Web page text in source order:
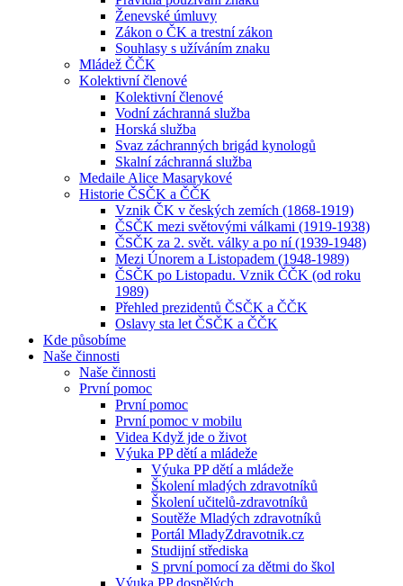
Ženevské úmluvy
Zákon o ČK a trestní zákon
Souhlasy s užíváním znaku
Mládež ČČK
Kolektivní členové
Kolektivní členové
Vodní záchranná služba
Horská služba
Svaz záchranných brigád kynologů
Skalní záchranná služba
Medaile Alice Masarykové
Historie ČSČK a ČČK
Vznik ČK v českých zemích (1868-1919)
ČSČK mezi světovými válkami (1919-1938)
ČSČK za 2. svět. války a po ní (1939-1948)
Mezi Únorem a Listopadem (1948-1989)
ČSČK po Listopadu. Vznik ČČK (od roku
1989)
Přehled prezidentů ČSČK a ČČK
Oslavy sta let ČSČK a ČČK
Kde působíme
Naše činnosti
Naše činnosti
První pomoc
První pomoc
První pomoc v mobilu
Videa Když jde o život
Výuka PP dětí a mládeže
Výuka PP dětí a mládeže
Školení mladých zdravotníků
Školení učitelů-zdravotníků
Soutěže Mladých zdravotníků
Portál MladyZdravotnik.cz
Studijní střediska
S první pomocí za dětmi do škol
Výuka PP dospělých